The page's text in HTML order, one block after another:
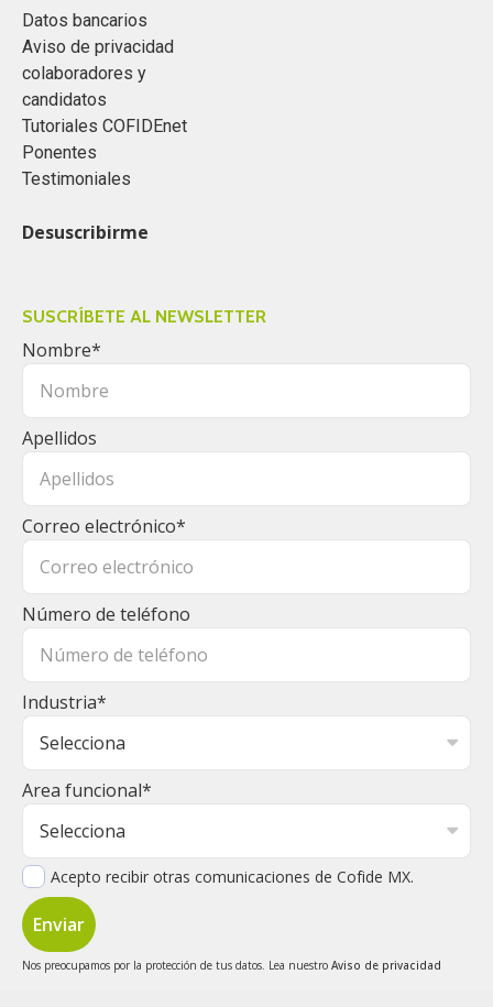
Datos bancarios
Aviso de privacidad
colaboradores y
candidatos
Tutoriales COFIDEnet
Ponentes
Testimoniales
Desuscribirme
SUSCRÍBETE AL NEWSLETTER
Nombre*
Apellidos
Correo electrónico*
Número de teléfono
Industria*
Area funcional*
Acepto recibir otras comunicaciones de Cofide MX.
Nos preocupamos por la protección de tus datos. Lea nuestro Aviso de privacidad